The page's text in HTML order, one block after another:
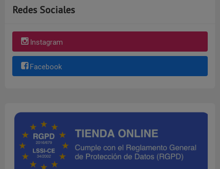
Redes Sociales
Instagram
Facebook